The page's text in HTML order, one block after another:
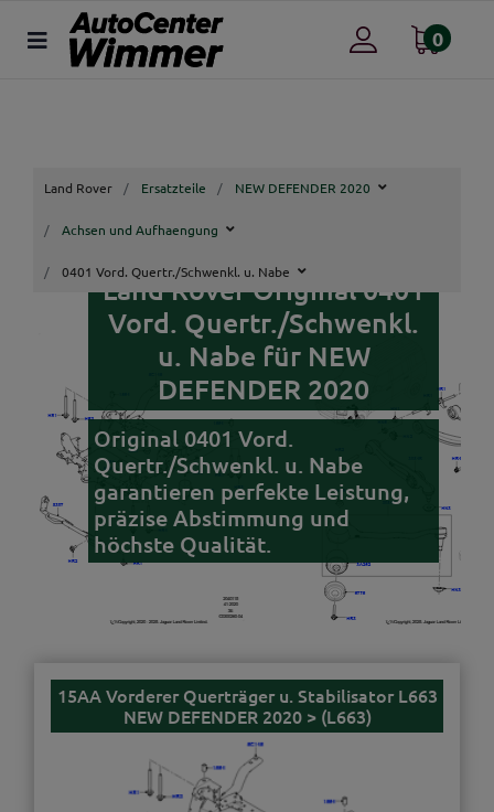
0
Land Rover Ersatzteile NEW DEFENDER 2020
Achsen und Aufhaengung
0401 Vord. Quertr./Schwenkl. u. Nabe
Land Rover Original 0401
Vord. Quertr./Schwenkl.
u. Nabe für NEW
DEFENDER 2020
Original 0401 Vord.
Quertr./Schwenkl. u. Nabe
garantieren perfekte Leistung,
präzise Abstimmung und
höchste Qualität.
15AA Vorderer Querträger u. Stabilisator L663
NEW DEFENDER 2020 > (L663)